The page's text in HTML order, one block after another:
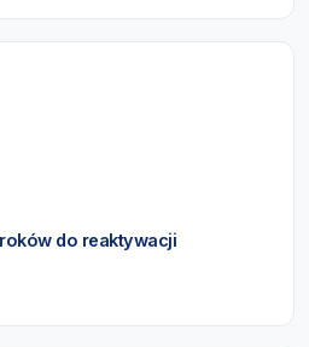
do reaktywacji